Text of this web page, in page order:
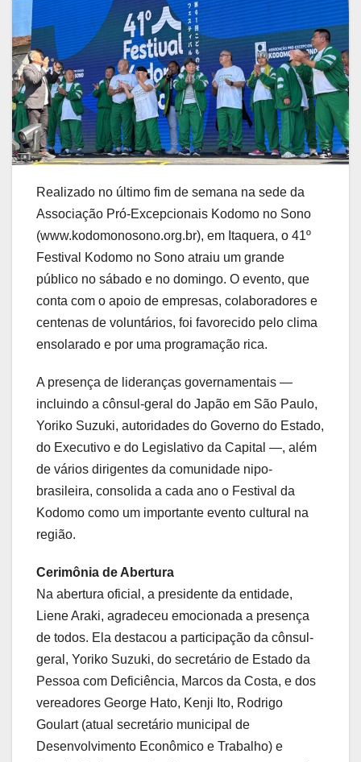
Realizado no último fim de semana na sede da
Associação Pró-Excepcionais Kodomo no Sono
(www.kodomonosono.org.br), em Itaquera, o 41º
Festival Kodomo no Sono atraiu um grande
público no sábado e no domingo. O evento, que
conta com o apoio de empresas, colaboradores e
centenas de voluntários, foi favorecido pelo clima
ensolarado e por uma programação rica.
A presença de lideranças governamentais —
incluindo a cônsul-geral do Japão em São Paulo,
Yoriko Suzuki, autoridades do Governo do Estado,
do Executivo e do Legislativo da Capital —, além
de vários dirigentes da comunidade nipo-
brasileira, consolida a cada ano o Festival da
Kodomo como um importante evento cultural na
região.
Cerimônia de Abertura
Na abertura oficial, a presidente da entidade,
Liene Araki, agradeceu emocionada a presença
de todos. Ela destacou a participação da cônsul-
geral, Yoriko Suzuki, do secretário de Estado da
Pessoa com Deficiência, Marcos da Costa, e dos
vereadores George Hato, Kenji Ito, Rodrigo
Goulart (atual secretário municipal de
Desenvolvimento Econômico e Trabalho) e